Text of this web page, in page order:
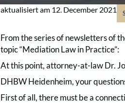
aktualisiert am 12. December 2021
From the series of newsletters of
topic “Mediation Law in Practice”:
At this point, attorney-at-law Dr.
DHBW Heidenheim, your
First of all, there must be a